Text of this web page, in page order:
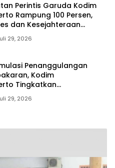
Perintis Garuda Kodim
Rampung 100 Persen,
dan Kesejahteraan
29, 2026
Penanggulangan
Kodim
Tingkatkan
Personel Hadapi Situasi
29, 2026